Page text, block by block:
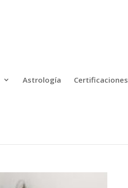
Astrología Certificaciones